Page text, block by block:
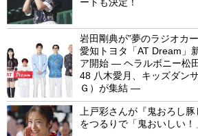
岩田剛典が”夢のラジオカ
愛知トヨタ「AT Dream」
ア開始 ― ヘラルボニー松
48 八木愛月、キッズダン
Ｇ）が集結 ―
上戸彩さんが『鬼おろし豚
をつるりで「鬼おいしい！